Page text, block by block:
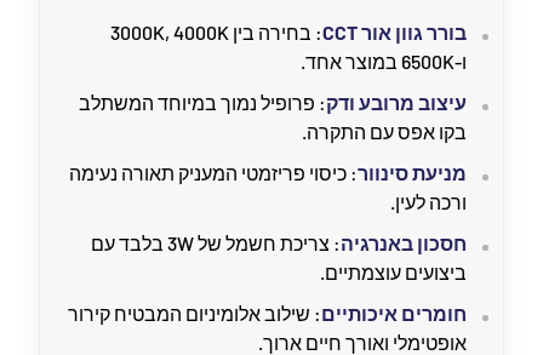
בורר גוון אור CCT
: בחירה בין 3000K, 4000K
ו-6500K במוצר אחד.
עיצוב מרובע ודק: פרופיל נמוך במיוחד המשתלב
בקו אפס עם התקרה.
מניעת סינוור: כיסוי פריזמטי המעניק תאורה נעימה
ורכה לעין.
חסכון באנרגיה
: צריכת חשמל של 3W בלבד עם
ביצועים עוצמתיים.
חומרים איכותיים: שילוב אלומיניום המבטיח קירור
אופטימלי ואורך חיים ארוך.